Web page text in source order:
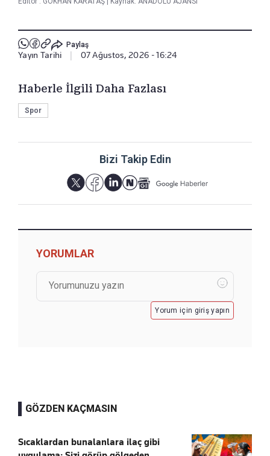
Paylaş
Yayın Tarihi 07 Ağustos, 2026 - 16:24
Haberle İlgili Daha Fazlası
Spor
Bizi Takip Edin
YORUMLAR
Yorum için giriş yapın
GÖZDEN KAÇMASIN
Sıcaklardan bunalanlara ilaç gibi